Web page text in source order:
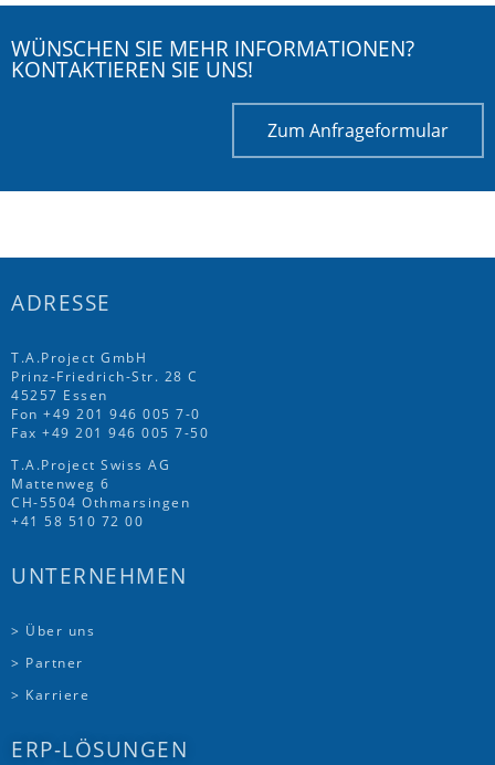
WÜNSCHEN SIE MEHR INFORMATIONEN?
KONTAKTIEREN SIE UNS!
Zum Anfrageformular
ADRESSE
T.A.Project GmbH
Prinz-Friedrich-Str. 28 C
45257 Essen
Fon +49 201 946 005 7-0
Fax +49 201 946 005 7-50
T.A.Project Swiss AG
Mattenweg 6
CH-5504 Othmarsingen
+41 58 510 72 00
UNTERNEHMEN
> Über uns
> Partner
> Karriere
ERP-LÖSUNGEN